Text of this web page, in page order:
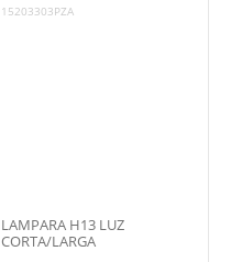
15203303PZA
LAMPARA H13 LUZ
CORTA/LARGA